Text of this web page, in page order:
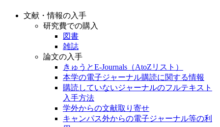
文献・情報の入手
研究費での購入
図書
雑誌
論文の入手
きゅうとE-Journals（AtoZリスト）
本学の電子ジャーナル購読に関する情報
購読していないジャーナルのフルテキスト
入手方法
学外からの文献取り寄せ
キャンパス外からの電子ジャーナル等の利